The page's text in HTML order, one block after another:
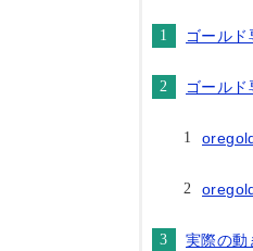
ゴール
ゴール
実際の動